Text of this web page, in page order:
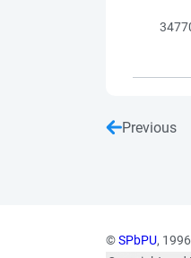
Previous
©SPbPU,